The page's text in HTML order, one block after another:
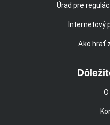
Úrad pre
Internetový
Ako hrať